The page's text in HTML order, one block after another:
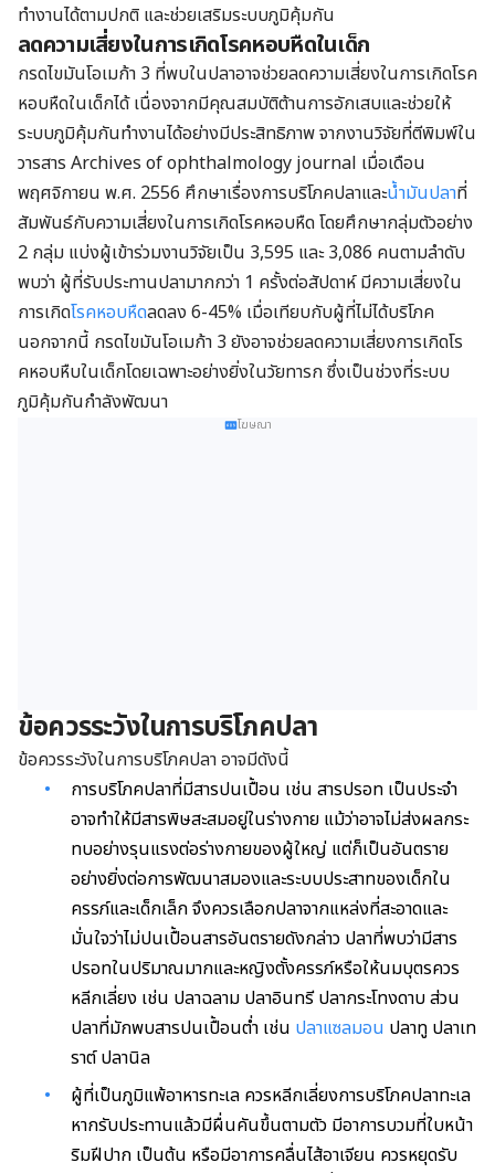
ทำงานได้ตามปกติ และช่วยเสริมระบบภูมิคุ้มกัน
ลดความเสี่ยงในการเกิดโรคหอบหืดในเด็ก
กรดไขมันโอเมก้า 3 ที่พบในปลาอาจช่วยลดความเสี่ยงในการเกิดโรค
หอบหืดในเด็กได้ เนื่องจากมีคุณสมบัติต้านการอักเสบและช่วยให้
ระบบภูมิคุ้มกันทำงานได้อย่างมีประสิทธิภาพ จากงานวิจัยที่ตีพิมพ์ใน
วารสาร Archives of ophthalmology journal เมื่อเดือน
พฤศจิกายน พ.ศ. 2556 ศึกษาเรื่องการบริโภคปลาและน้ำมันปลาที่
สัมพันธ์กับความเสี่ยงในการเกิดโรคหอบหืด โดยศึกษากลุ่มตัวอย่าง
2 กลุ่ม แบ่งผู้เข้าร่วมงานวิจัยเป็น 3,595 และ 3,086 คนตามลำดับ
พบว่า ผู้ที่รับประทานปลามากกว่า 1 ครั้งต่อสัปดาห์ มีความเสี่ยงใน
การเกิดโรคหอบหืดลดลง 6-45% เมื่อเทียบกับผู้ที่ไม่ได้บริโภค
นอกจากนี้ กรดไขมันโอเมก้า 3 ยังอาจช่วยลดความเสี่ยงการเกิดโร
คหอบหืบในเด็กโดยเฉพาะอย่างยิ่งในวัยทารก ซึ่งเป็นช่วงที่ระบบ
ภูมิคุ้มกันกำลังพัฒนา
โฆษณา
ข้อควรระวังในการบริโภคปลา
ข้อควรระวังในการบริโภคปลา อาจมีดังนี้
การบริโภคปลาที่มีสารปนเปื้อน เช่น สารปรอท เป็นประจำ
อาจทำให้มีสารพิษสะสมอยู่ในร่างกาย แม้ว่าอาจไม่ส่งผลกระ
ทบอย่างรุนแรงต่อร่างกายของผู้ใหญ่ แต่ก็เป็นอันตราย
อย่างยิ่งต่อการพัฒนาสมองและระบบประสาทของเด็กใน
ครรภ์และเด็กเล็ก จึงควรเลือกปลาจากแหล่งที่สะอาดและ
มั่นใจว่าไม่ปนเปื้อนสารอันตรายดังกล่าว ปลาที่พบว่ามีสาร
ปรอทในปริมาณมากและหญิงตั้งครรภ์หรือให้นมบุตรควร
หลีกเลี่ยง เช่น ปลาฉลาม ปลาอินทรี ปลากระโทงดาบ ส่วน
ปลาที่มักพบสารปนเปื้อนต่ำ เช่น ปลาแซลมอน ปลาทู ปลาเท
ราต์ ปลานิล
ผู้ที่เป็นภูมิแพ้อาหารทะเล ควรหลีกเลี่ยงการบริโภคปลาทะเล
หากรับประทานแล้วมีผื่นคันขึ้นตามตัว มีอาการบวมที่ใบหน้า
ริมฝีปาก เป็นต้น หรือมีอาการคลื่นไส้อาเจียน ควรหยุดรับ